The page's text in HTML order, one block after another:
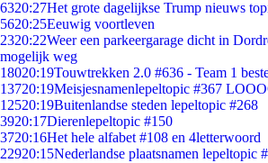
6320:27Het grote dagelijkse Trump nieuws
5620:25Eeuwig voortleven
2320:22Weer een parkeergarage dicht in
mogelijk weg
18020:19Touwtrekken 2.0 #636 - Team 1
13720:19Meisjesnamenlepeltopic #367
12520:19Buitenlandse steden lepeltopic #268
3920:17Dierenlepeltopic #150
3720:16Het hele alfabet #108 en 4letterwoord
22920:15Nederlandse plaatsnamen lepeltopic